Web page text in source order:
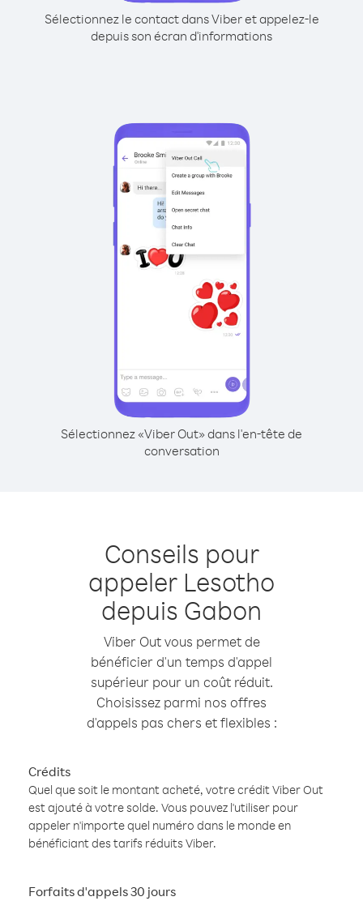
Sélectionnez le contact dans Viber et appelez-le
depuis son écran d'informations
Sélectionnez «Viber Out» dans l'en-tête de
conversation
Conseils pour
appeler Lesotho
depuis Gabon
Viber Out vous permet de
bénéficier d'un temps d'appel
supérieur pour un coût réduit.
Choisissez parmi nos offres
d'appels pas chers et flexibles :
Crédits
Quel que soit le montant acheté, votre crédit Viber Out
est ajouté à votre solde. Vous pouvez l'utiliser pour
appeler n'importe quel numéro dans le monde en
bénéficiant des tarifs réduits Viber.
Forfaits d'appels 30 jours